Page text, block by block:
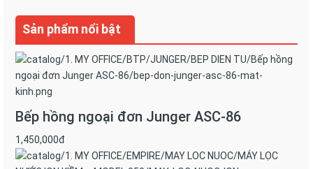
Sản phẩm nổi bật
Bếp hồng ngoại đơn Junger ASC-86
1,450,000đ